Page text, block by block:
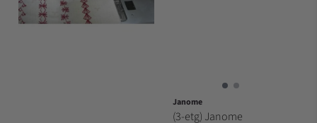
Janome
(3-etg) Janome